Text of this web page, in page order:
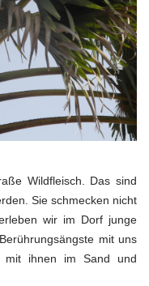
Wildfleisch. Das sind
Sie schmecken nicht
wir im Dorf junge
mit uns
mit ihnen im Sand und